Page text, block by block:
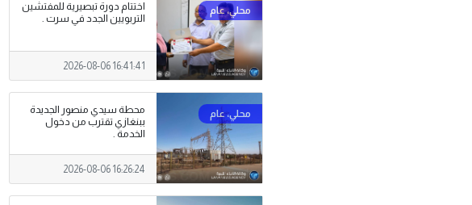
اختتام دورة تبصيرية للمفتشين
التربويين الجدد في سرت .
2026-08-06 16:41:41
محطة سيدي منصور الجديدة
ببنغازي تقترب من دخول
الخدمة .
2026-08-06 16:26:24